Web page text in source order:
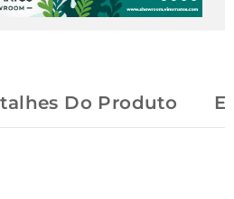
Do Produto